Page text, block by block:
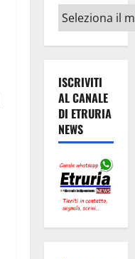
Archivi
ISCRIVITI
AL CANALE
DI ETRURIA
NEWS